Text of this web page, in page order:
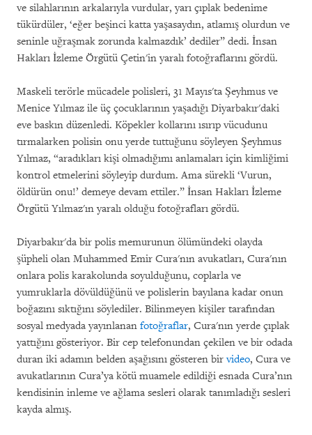
ve silahlarının arkalarıyla vurdular, yarı çıplak bedenime
tükürdüler, ‘eğer beşinci katta yaşasaydın, atlamış olurdun ve
seninle uğraşmak zorunda kalmazdık’ dediler” dedi. İnsan
Hakları İzleme Örgütü Çetin'in yaralı fotoğraflarını gördü.
Maskeli terörle mücadele polisleri, 31 Mayıs'ta Şeyhmus ve
Menice Yılmaz ile üç çocuklarının yaşadığı Diyarbakır'daki
eve baskın düzenledi. Köpekler kollarını ısırıp vücudunu
tırmalarken polisin onu yerde tuttuğunu söyleyen Şeyhmus
Yılmaz, “aradıkları kişi olmadığımı anlamaları için kimliğimi
kontrol etmelerini söyleyip durdum. Ama sürekli ‘Vurun,
öldürün onu!’ demeye devam ettiler.” İnsan Hakları İzleme
Örgütü Yılmaz'ın yaralı olduğu fotoğrafları gördü.
Diyarbakır'da bir polis memurunun ölümündeki olayda
şüpheli olan Muhammed Emir Cura'nın avukatları, Cura'nın
onlara polis karakolunda soyulduğunu, coplarla ve
yumruklarla dövüldüğünü ve polislerin bayılana kadar onun
boğazını sıktığını söylediler. Bilinmeyen kişiler tarafından
sosyal medyada yayınlanan fotoğraflar, Cura'nın yerde çıplak
yattığını gösteriyor. Bir cep telefonundan çekilen ve bir odada
duran iki adamın belden aşağısını gösteren birvideo, Cura ve
avukatlarının Cura’ya kötü muamele edildiği esnada Cura’nın
kendisinin inleme ve ağlama sesleri olarak tanımladığı sesleri
kayda almış.